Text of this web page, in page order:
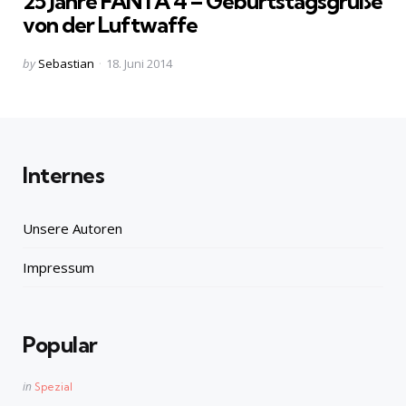
von der Luftwaffe
Posted
by Sebastian 18. Juni 2014
Internes
Unsere Autoren
Impressum
Popular
Posted
in Spezial